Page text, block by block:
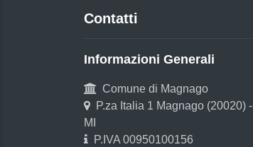
Contatti
Informazioni Generali
Comune di Magnago
P.za Italia 1 Magnago (20020) -
MI
P.IVA 00950100156